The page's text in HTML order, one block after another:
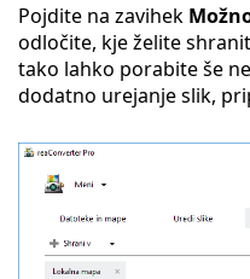
Pojdite na zavihek
odločite, kje želite
tako lahko porabite še
dodatno urejanje slik,